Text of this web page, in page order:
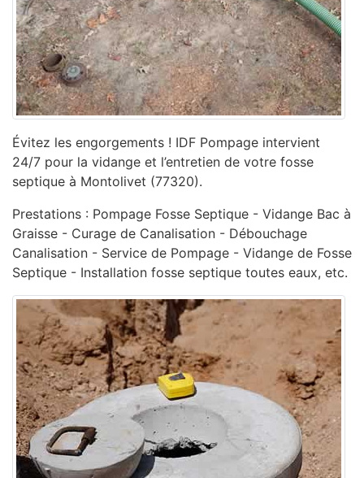
Évitez les engorgements ! IDF Pompage intervient
24/7 pour la vidange et l’entretien de votre fosse
septique à Montolivet (77320).
Prestations : Pompage Fosse Septique - Vidange Bac à
Graisse - Curage de Canalisation - ‎Débouchage
Canalisation - ‎Service de Pompage - ‎Vidange de Fosse
Septique - Installation fosse septique toutes eaux, etc.